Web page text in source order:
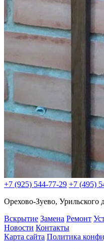
+7 (925) 544-77-29 +7 (495)
Орехово-Зуево, Урильского
Вскрытие Замена Ремонт
Новости Контакты
Карта сайта Политика